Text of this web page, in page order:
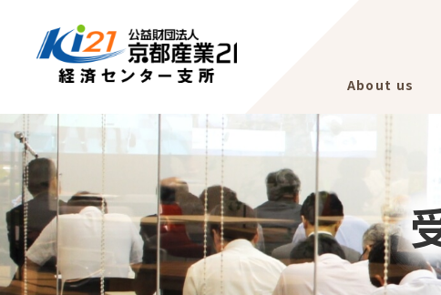
About us